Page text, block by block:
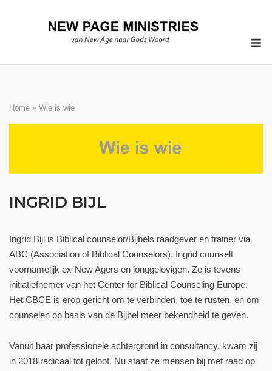
Home » Wie is wie
INGRID BIJL
Ingrid Bijl is Biblical counselor/Bijbels raadgever en trainer via
ABC (Association of Biblical Counselors). Ingrid counselt
voornamelijk ex-New Agers en jonggelovigen. Ze is tevens
initiatiefnemer van het Center for Biblical Counseling Europe.
Het CBCE is erop gericht om te verbinden, toe te rusten, en om
counselen op basis van de Bijbel meer bekendheid te geven.
Vanuit haar professionele achtergrond in consultancy, kwam zij
in 2018 radicaal tot geloof. Nu staat ze mensen bij met raad op